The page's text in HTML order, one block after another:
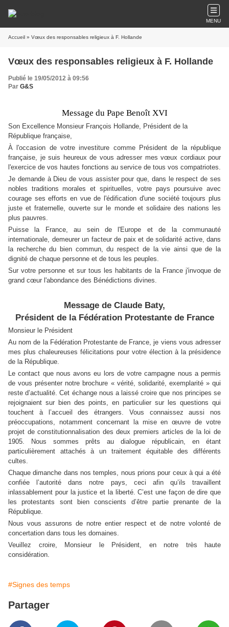
MENU
Accueil » Vœux des responsables religieux à F. Hollande
Vœux des responsables religieux à F. Hollande
Publié le 19/05/2012 à 09:56
Par G&S
Message du Pape Benoît XVI
Son Excellence Monsieur François Hollande, Président de la
République française,
À l'occasion de votre investiture comme Président de la république
française, je suis heureux de vous adresser mes vœux cordiaux pour
l'exercice de vos hautes fonctions au service de tous vos compatriotes.
Je demande à Dieu de vous assister pour que, dans le respect de ses
nobles traditions morales et spirituelles, votre pays poursuive avec
courage ses efforts en vue de l'édification d'une société toujours plus
juste et fraternelle, ouverte sur le monde et solidaire des nations les
plus pauvres.
Puisse la France, au sein de l'Europe et de la communauté
internationale, demeurer un facteur de paix et de solidarité active, dans
la recherche du bien commun, du respect de la vie ainsi que de la
dignité de chaque personne et de tous les peuples.
Sur votre personne et sur tous les habitants de la France j'invoque de
grand cœur l'abondance des Bénédictions divines.
Message de Claude Baty,
Président de la Fédération Protestante de France
Monsieur le Président
Au nom de la Fédération Protestante de France, je viens vous adresser
mes plus chaleureuses félicitations pour votre élection à la présidence
de la République.
Le contact que nous avons eu lors de votre campagne nous a permis
de vous présenter notre brochure « vérité, solidarité, exemplarité » qui
reste d’actualité. Cet échange nous a laissé croire que nos principes se
rejoignaient sur bien des points, en particulier sur les questions qui
touchent à l’accueil des étrangers. Vous connaissez aussi nos
préoccupations, notamment concernant la mise en œuvre de votre
projet de constitutionnalisation des deux premiers articles de la loi de
1905. Nous sommes prêts au dialogue républicain, en étant
particulièrement attachés à un traitement équitable des différents
cultes.
Chaque dimanche dans nos temples, nous prions pour ceux à qui a été
confiée l’autorité dans notre pays, ceci afin qu’ils travaillent
inlassablement pour la justice et la liberté. C’est une façon de dire que
les protestants sont bien conscients d’être partie prenante de la
République.
Nous vous assurons de notre entier respect et de notre volonté de
concertation dans tous les domaines.
Veuillez croire, Monsieur le Président, en notre très haute
considération
#Signes des temps
Partager